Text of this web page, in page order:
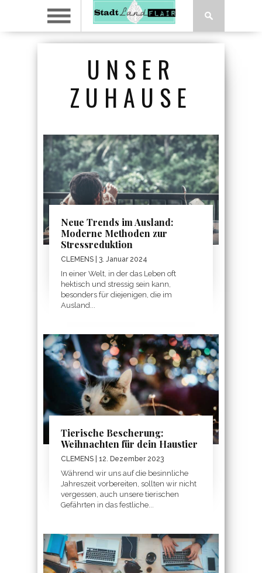
UNSER
ZUHAUSE
Neue Trends im Ausland:
Moderne Methoden zur
Stressreduktion
CLEMENS | 3. Januar 2024
In einer Welt, in der das Leben oft
hektisch und stressig sein kann,
besonders für diejenigen, die im
Ausland...
Tierische Bescherung:
Weihnachten für dein Haustier
CLEMENS | 12. Dezember 2023
Während wir uns auf die besinnliche
Jahreszeit vorbereiten, sollten wir nicht
vergessen, auch unsere tierischen
Gefährten in das festliche...